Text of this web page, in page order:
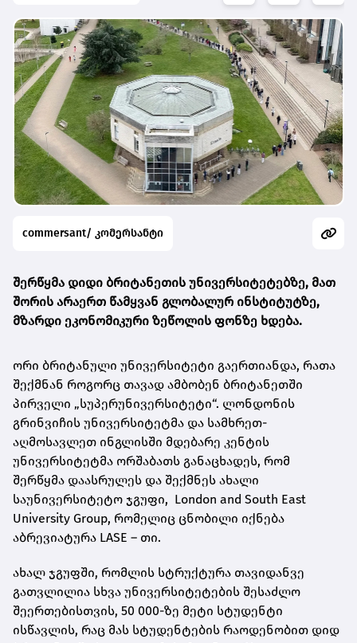
commersant/ კომერსანტი
შერწყმა დიდი ბრიტანეთის უნივერსიტეტებზე, მათ
შორის არაერთ წამყვან გლობალურ ინსტიტუტზე,
მზარდი ეკონომიკური ზეწოლის ფონზე ხდება.
ორი ბრიტანული უნივერსიტეტი გაერთიანდა, რათა
შექმნან როგორც თავად ამბობენ ბრიტანეთში
პირველი „სუპერუნივერსიტეტი“. ლონდონის
გრინვიჩის უნივერსიტეტმა და სამხრეთ-
აღმოსავლეთ ინგლისში მდებარე კენტის
უნივერსიტეტმა ორშაბათს განაცხადეს, რომ
შერწყმა დაასრულეს და შექმნეს ახალი
საუნივერსიტეტო ჯგუფი, London and South East
University Group, რომელიც ცნობილი იქნება
აბრევიატურა LASE – თი.
ახალ ჯგუფში, რომლის სტრუქტურა თავიდანვე
გათვლილია სხვა უნივერსიტეტების შესაძლო
შეერთებისთვის, 50 000-ზე მეტი სტუდენტი
ისწავლის, რაც მას სტუდენტების რაოდენობით დიდ